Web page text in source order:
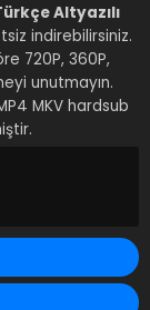
Altyazılı
indirebilirsiniz.
720P, 360P,
unutmayın.
MKV hardsub